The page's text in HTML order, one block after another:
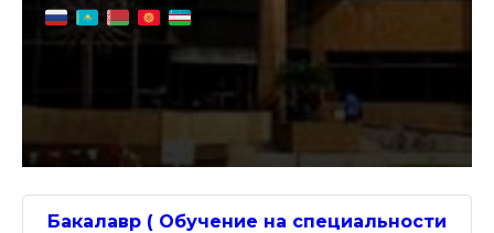
Бакалавр ( Обучение на специальности